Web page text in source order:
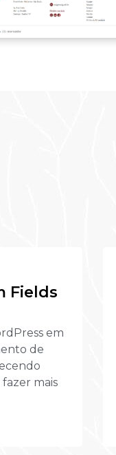
Fields
em
de
mais